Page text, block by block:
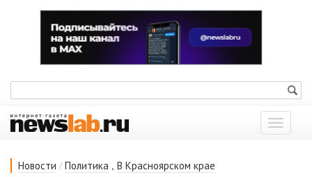
Показать
меню
Новости / Политика , В Красноярском крае